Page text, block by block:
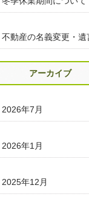
アーカイブ
2026年7月
2026年1月
2025年12月